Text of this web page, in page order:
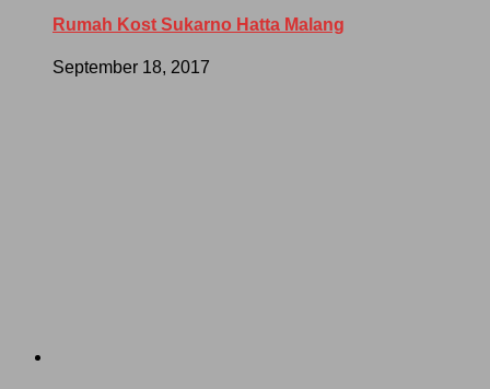
Rumah Kost Sukarno Hatta Malang
September 18, 2017